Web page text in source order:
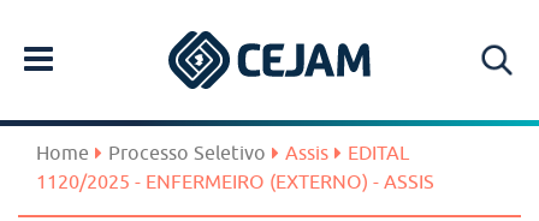
Home Processo Seletivo Assis
EDITAL
1120/2025 - ENFERMEIRO (EXTERNO) - ASSIS